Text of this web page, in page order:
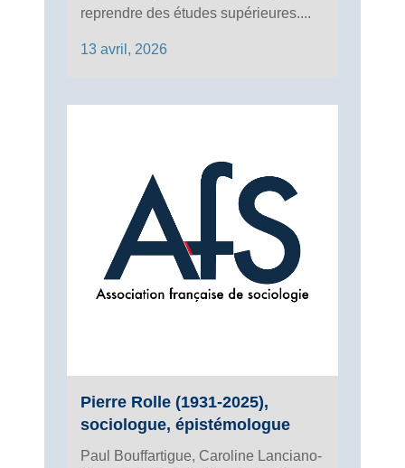
reprendre des études supérieures....
13 avril, 2026
Pierre Rolle (1931-2025),
sociologue, épistémologue
Paul Bouffartigue, Caroline Lanciano-